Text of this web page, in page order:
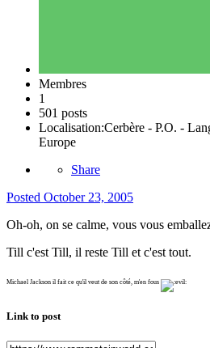
Membres
1
501 posts
Localisation:Cerbère - P.O. -
Europe
Share
Posted October 23, 2005
Oh-oh, on se calme, vous vous
Till c'est Till, il reste Till et c'est tout.
Michael Jackson il fait ce qu'il veut de son côté, m'en fous
Link to post